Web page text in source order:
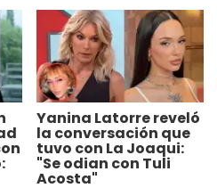
Yanina Latorre reveló
la conversación que
tuvo con La Joaqui:
"Se odian con Tuli
Acosta"